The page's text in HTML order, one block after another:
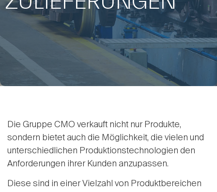
Die Gruppe CMO verkauft nicht nur Produkte,
sondern bietet auch die Möglichkeit, die vielen und
unterschiedlichen Produktionstechnologien den
Anforderungen ihrer Kunden anzupassen.
Diese sind in einer Vielzahl von Produktbereichen